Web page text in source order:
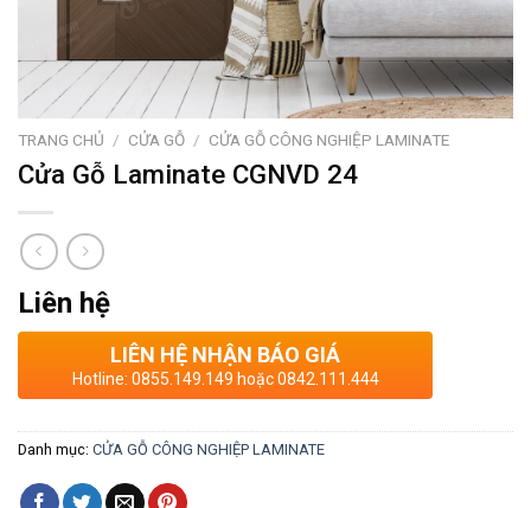
TRANG CHỦ / CỬA GỖ / CỬA GỖ CÔNG NGHIỆP LAMINATE
Cửa Gỗ Laminate CGNVD 24
Liên hệ
LIÊN HỆ NHẬN BÁO GIÁ
Hotline: 0855.149.149 hoặc 0842.111.444
Danh mục: CỬA GỖ CÔNG NGHIỆP LAMINATE